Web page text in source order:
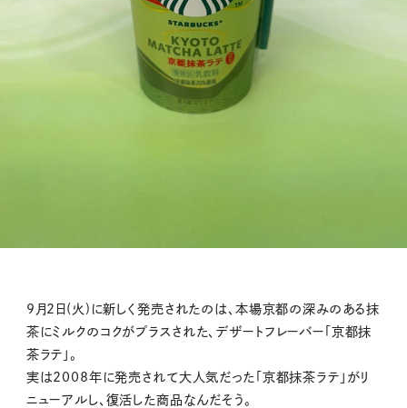
9月2日(火)に新しく発売されたのは、本場京都の深みのある抹
茶にミルクのコクがプラスされた、デザートフレーバー「京都抹
茶ラテ」。
実は2008年に発売されて大人気だった「京都抹茶ラテ」がリ
ニューアルし、復活した商品なんだそう。